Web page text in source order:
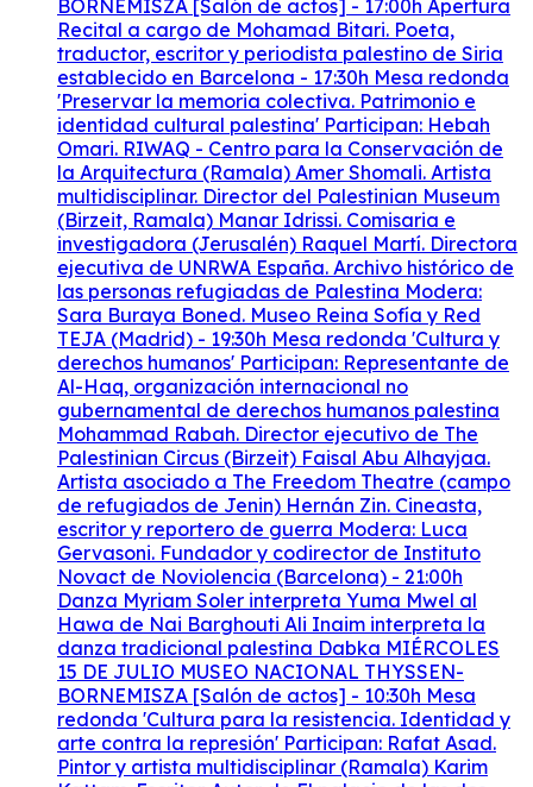
BORNEMISZA [Salón de actos] - 17:00h Apertura
Recital a cargo de Mohamad Bitari. Poeta,
traductor, escritor y periodista palestino de Siria
establecido en Barcelona - 17:30h Mesa redonda
'Preservar la memoria colectiva. Patrimonio e
identidad cultural palestina' Participan: Hebah
Omari. RIWAQ - Centro para la Conservación de
la Arquitectura (Ramala) Amer Shomali. Artista
multidisciplinar. Director del Palestinian Museum
(Birzeit, Ramala) Manar Idrissi. Comisaria e
investigadora (Jerusalén) Raquel Martí. Directora
ejecutiva de UNRWA España. Archivo histórico de
las personas refugiadas de Palestina Modera:
Sara Buraya Boned. Museo Reina Sofía y Red
TEJA (Madrid) - 19:30h Mesa redonda 'Cultura y
derechos humanos' Participan: Representante de
Al-Haq, organización internacional no
gubernamental de derechos humanos palestina
Mohammad Rabah. Director ejecutivo de The
Palestinian Circus (Birzeit) Faisal Abu Alhayjaa.
Artista asociado a The Freedom Theatre (campo
de refugiados de Jenin) Hernán Zin. Cineasta,
escritor y reportero de guerra Modera: Luca
Gervasoni. Fundador y codirector de Instituto
Novact de Noviolencia (Barcelona) - 21:00h
Danza Myriam Soler interpreta Yuma Mwel al
Hawa de Nai Barghouti Ali Inaim interpreta la
danza tradicional palestina Dabka MIÉRCOLES
15 DE JULIO MUSEO NACIONAL THYSSEN-
BORNEMISZA [Salón de actos] - 10:30h Mesa
redonda 'Cultura para la resistencia. Identidad y
arte contra la represión' Participan: Rafat Asad.
Pintor y artista multidisciplinar (Ramala) Karim